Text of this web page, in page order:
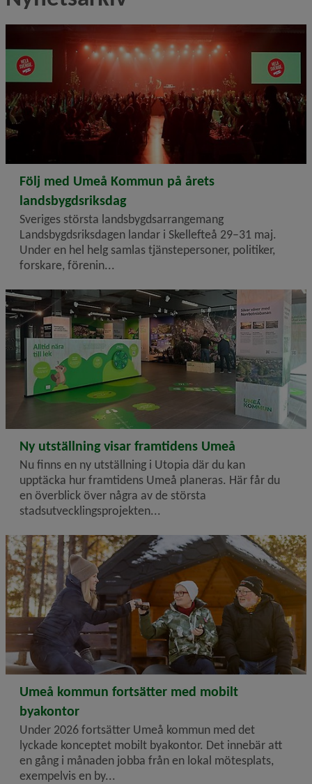
2026-03-19
Följ med Umeå Kommun på årets
landsbygdsriksdag
Sveriges största landsbygdsarrangemang
Landsbygdsriksdagen landar i Skellefteå 29–31 maj.
Under en hel helg samlas tjänstepersoner, politiker,
forskare, förenin...
2026-03-18
Ny utställning visar framtidens Umeå
Nu finns en ny utställning i Utopia där du kan
upptäcka hur framtidens Umeå planeras. Här får du
en överblick över några av de största
stadsutvecklingsprojekten...
2026-03-10
Umeå kommun fortsätter med mobilt
byakontor
Under 2026 fortsätter Umeå kommun med det
lyckade konceptet mobilt byakontor. Det innebär att
en gång i månaden jobba från en lokal mötesplats,
exempelvis en by...